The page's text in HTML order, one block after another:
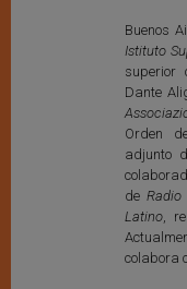
Buenos
Istituto
superior
Dante
Orden
adjunto
de Radio
Latino,
colabora